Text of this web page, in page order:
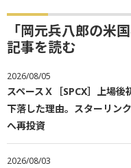
「岡元兵八郎の米
記事を読む
2026/08/05
スペースＸ［SPCX］上場
下落した理由。スターリン
へ再投資
2026/08/03